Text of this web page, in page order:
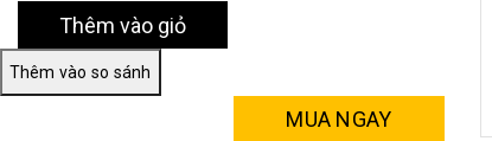
Thêm vào giỏ
MUA NGAY